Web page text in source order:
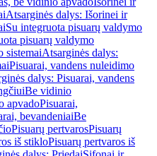
Atsarginės dalys: Išorinei ir
Su integruota pisuarų valdymo
pisuarų valdymo
sistemaiAtsarginės dalys:
Pisuarai, vandens nuleidimo
dalys: Pisuarai, vandens
Be vidinio
apvadoPisuarai,
bevandeniaiBe
Pisuarų pertvarosPisuarų
iš stikloPisuarų pertvaros iš